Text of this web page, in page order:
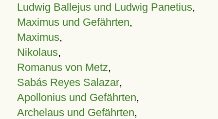
Ludwig Ballejus und Ludwig Panetius,
Maximus und Gefährten,
Maximus,
Nikolaus,
Romanus von Metz,
Sabás Reyes Salazar,
Apollonius und Gefährten,
Archelaus und Gefährten,